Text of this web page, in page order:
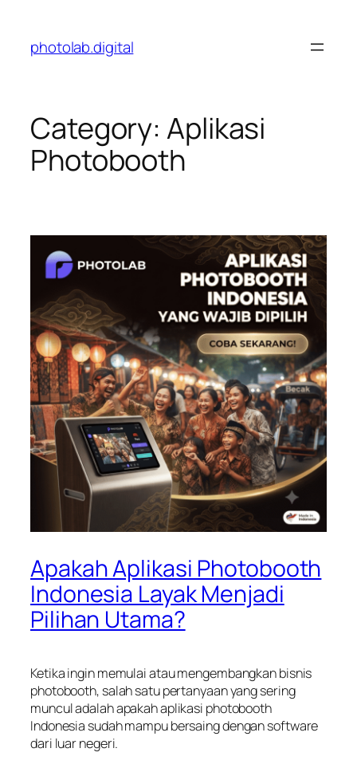
content
photolab.digital
Category: Aplikasi
Photobooth
Apakah Aplikasi Photobooth
Indonesia Layak Menjadi
Pilihan Utama?
Ketika ingin memulai atau mengembangkan bisnis
photobooth, salah satu pertanyaan yang sering
muncul adalah apakah aplikasi photobooth
Indonesia sudah mampu bersaing dengan software
dari luar negeri.